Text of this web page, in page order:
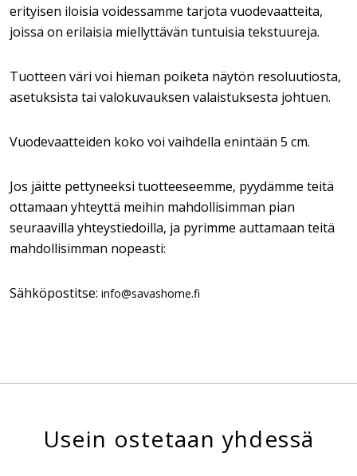
erityisen iloisia voidessamme tarjota vuodevaatteita,
joissa on erilaisia miellyttävän tuntuisia tekstuureja.
Tuotteen väri voi hieman poiketa näytön resoluutiosta,
asetuksista tai valokuvauksen valaistuksesta johtuen.
Vuodevaatteiden koko voi vaihdella enintään 5 cm.
Jos jäitte pettyneeksi tuotteeseemme, pyydämme teitä
ottamaan yhteyttä meihin mahdollisimman pian
seuraavilla yhteystiedoilla, ja pyrimme auttamaan teitä
mahdollisimman nopeasti:
Sähköpostitse: info@savashome.fi
Usein ostetaan yhdessä